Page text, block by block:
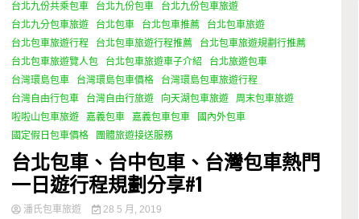
台北九份共乘包車
台北九份包車
台北九份包車旅遊
台北九分包車旅遊
台北包車 台北包車推薦
台北包車旅遊
台北包車旅遊行程
台北包車旅遊行程推薦
台北包車旅遊規劃行推薦
台北包車旅遊覽人包
台北包車旅遊車子介紹
台北旅遊包車
台灣環島包車
台灣環島包車價格
台灣環島包車旅遊行程
台灣自由行包車
台灣自由行旅遊 向天湖包車旅遊
周末包車旅遊
啦啦山包車旅遊
嘉義包車 嘉義包車包車
國內外包車
國定假日包車價格
團體旅遊接送服務
台北包車、台中包車、台灣包車熱門
一日遊行程規劃分享#1
潘氏包車旅遊 28 5 月, 2019